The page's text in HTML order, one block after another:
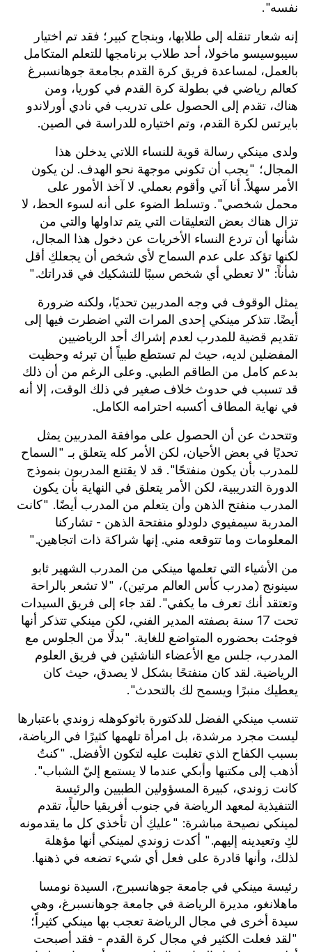
نفسه".
إنه شعار تنقله إلى طلابها، وبنجاح كبير؛ فقد تم اختيار
سيبوسيسو ماخولا، أحد طلاب برنامجها للتعلم المتكامل
بالعمل، لمساعدة فريق كرة القدم بجامعة جوهانسبرغ
كعالم رياضي في بطولة كرة القدم في كوريا، ومن
هناك، تقدم إلى الحصول على تدريب في نادي أورلاندو
بايرتس لكرة القدم، وتم اختياره للدراسة في الصين.
ولدى مينكي رسالة قوية للنساء اللاتي يدخلن هذا
المجال؛ "يجب أن تكوني موجهة نحو الهدف. لن يكون
الأمر سهلاً. أنا آتي وأقوم بعملي. لا آخذ الأمور على
محمل شخصي". وتسلط الضوء على أنه لسوء الحظ، لا
تزال هناك بعض التعليقات التي يتم تداولها والتي من
شأنها أن تردع النساء الأخريات عن دخول هذا المجال،
لكنها تؤكد على عدم السماح لأي شخص أن يجعلكِ أقل
شأناً: "لا تعطي أي شخص سببًا للتشكيك في قدراتك."
يمثل الوقوف في وجه المدربين تحديًا، ولكنه ضرورة
أيضًا. تتذكر مينكي إحدى المرات التي اضطرت فيها إلى
تقديم قضية للمدرب لعدم إشراك أحد الرياضيين
المفضلين لديه، حيث لم تستطع طبياً أن تبرئه وحظيت
بدعم كامل من الطاقم الطبي. وعلى الرغم من أن ذلك
قد تسبب في حدوث خلاف صغير في ذلك الوقت، إلا أنه
في نهاية المطاف أكسبه احترامه الكامل.
وتتحدث عن أن الحصول على موافقة المدربين يمثل
تحديًا في بعض الأحيان، لكن الأمر كله يتعلق بـ "السماح
للمدرب بأن يكون منفتحًا". قد لا يقتنع المدربون بنموذج
الدورة التدريبية، لكن الأمر يتعلق في النهاية بأن يكون
المدرب منفتح الذهن وأن يتعلم من المدرب أيضًا. "كانت
المدربة سيمفيوي دلودلو منفتحة الذهن - تشاركنا
المعلومات وما تتوقعه مني. إنها شراكة ذات اتجاهين."
من الأشياء التي تعلمها مينكي من المدرب الشهير ثابو
سينونج (مدرب كأس العالم مرتين)، "لا تشعر بالراحة
وتعتقد أنك تعرف ما يكفي". لقد جاء إلى فريق السيدات
تحت 17 سنة بصفته المدير الفني، لكن مينكي تتذكر أنها
فوجئت بحضوره المتواضع للغاية. "بدلًا من الجلوس مع
المدرب، جلس مع الأعضاء الناشئين في فريق العلوم
الرياضية. لقد كان منفتحًا بشكل لا يصدق، حيث كان
يعطيك منبرًا ويسمح لك بالتحدث".
تنسب مينكي الفضل للدكتورة باثوكوهله زوندي باعتبارها
ليست مجرد مرشدة، بل امرأة تلهمها كثيرًا في الرياضة،
بسبب الكفاح الذي تغلبت عليه لتكون الأفضل. "كنتُ
أذهب إلى مكتبها وأبكي عندما لا يستمع إليّ الشباب".
كانت زوندي، كبيرة المسؤولين الطبيين والرئيسة
التنفيذية لمعهد الرياضة في جنوب أفريقيا حالياً، تقدم
لمينكي نصيحة مباشرة: "عليكِ أن تأخذي كل ما يقدمونه
لكِ وتعيدينه إليهم." أكدت زوندي لمينكي أنها مؤهلة
لذلك، وأنها قادرة على فعل أي شيء تضعه في ذهنها.
رئيسة مينكي في جامعة جوهانسبرج، السيدة نومسا
ماهلانغو، مديرة الرياضة في جامعة جوهانسبرغ، وهي
سيدة أخرى في مجال الرياضة تعجب بها مينكي كثيراً؛
"لقد فعلت الكثير في مجال كرة القدم - فقد أصبحت